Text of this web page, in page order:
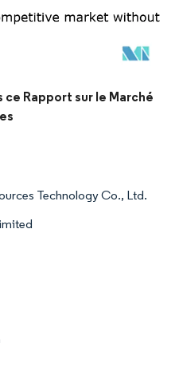
nécessite une attribution sous CC BY
Rapport sur le Marché
Technology Co., Ltd.